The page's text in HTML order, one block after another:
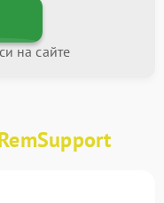
на сайте